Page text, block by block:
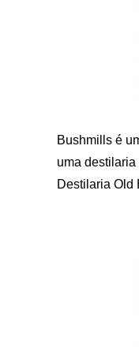
Bushmills é
uma
Destilaria Old